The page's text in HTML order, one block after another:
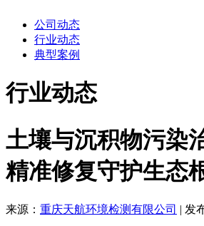
公司动态
行业动态
典型案例
行业动态
土壤与沉积物污染
精准修复守护生态
来源： 重庆天航环境检测有限公司 | 发